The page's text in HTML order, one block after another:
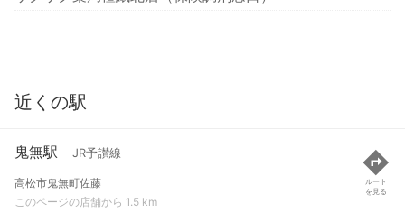
近くの駅
鬼無駅 JR予讃線
高松市鬼無町佐藤
このページの店舗から 1.5 km
ルート
を見る